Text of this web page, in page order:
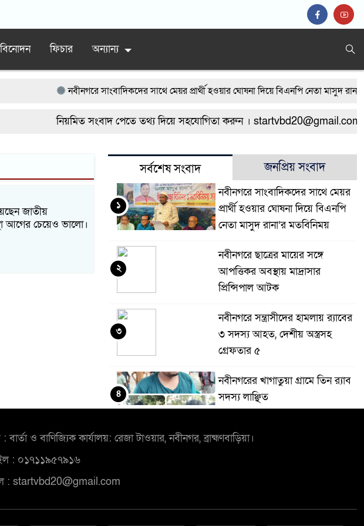
বিনোদন ফিচার অন্যান্য
নবীনগরে সাংবাদিকদের সাথে মেয়র প্রার্থী হওয়ার ঘোষনা দিয়ে বিএনপি নেতা মাসুদ রানা’র
নবীনগরে সন্ত্রাসীদের হামলায় র‍্যাবের ৩ সদস্য আহত, দেশীয় অস্ত্রসহ গ্রেফতার ৫
নবীনগরে ধান মাড়াই মেশিনে শ্রমিকের হাতের কবজি বিচ্ছিন্ন
নবীনগরে জনবান্ধব তিন
নিয়মিত সংবাদ পেতে তথ্য দিয়ে সহযোগিতা করুন । startvbd20@gmail.com
জাতীয়
আগের চেয়েও ভালো।
সর্বশেষ সংবাদ জনপ্রিয় সংবাদ
নবীনগরে সাংবাদিকদের সাথে মেয়র
প্রার্থী হওয়ার ঘোষনা দিয়ে বিএনপি
নেতা মাসুদ রানা’র মতবিনিময়
১
নবীনগরে ছাত্রের মায়ের সঙ্গে
আপত্তিকর অবস্থায় মাদ্রাসার
প্রিন্সিপাল আটক
২
নবীনগরে সন্ত্রাসীদের হামলায় র‍্যাবের
৩ সদস্য আহত, দেশীয় অস্ত্রসহ
গ্রেফতার ৫
৩
নবীনগরের খাগাতুয়া গ্রামে তিন র‍্যাব
সদস্য লাঞ্ছিত
৪
নবীনগরে ভাইয়ের আঘাতে ভাইয়ের
ও বাণিজ্যিক কার্যালয়: রেজা টাওয়ার, নবীনগর, ব্রাহ্মণবাড়িয়া।
: ০১৭১১৯৫৭৯১৬
: startvbd20@gmail.com